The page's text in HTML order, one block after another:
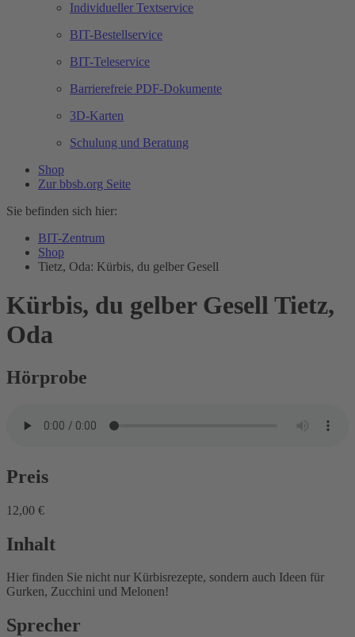
Individueller Textservice
BIT-Bestellservice
BIT-Teleservice
Barrierefreie PDF-Dokumente
3D-Karten
Schulung und Beratung
Shop
Zur bbsb.org Seite
Sie befinden sich hier:
BIT-Zentrum
Shop
Tietz, Oda: Kürbis, du gelber Gesell
Kürbis, du gelber GesellTietz,
Oda
Hörprobe
Preis
12,00 €
Inhalt
Hier finden Sie nicht nur Kürbisrezepte, sondern auch Ideen für
Gurken, Zucchini und Melonen!
Sprecher